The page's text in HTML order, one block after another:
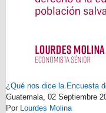
¿Qué nos dice la Encuesta
Guatemala, 02 Septiembre
Por Lourdes Molina